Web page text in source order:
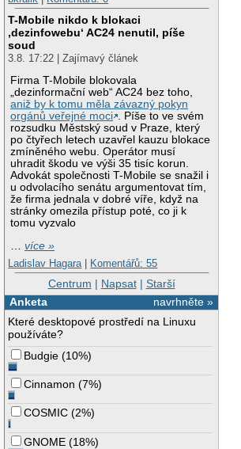
T-Mobile nikdo k blokaci
‚dezinfowebu‘ AC24 nenutil, píše
soud
3.8. 17:22 | Zajímavý článek
Firma T-Mobile blokovala
„dezinformační web“ AC24 bez toho,
aniž by k tomu měla závazný pokyn
orgánů veřejné moci . Píše to ve svém
rozsudku Městský soud v Praze, který
po čtyřech letech uzavřel kauzu blokace
zmíněného webu. Operátor musí
uhradit škodu ve výši 35 tisíc korun.
Advokát společnosti T-Mobile se snažil i
u odvolacího senátu argumentovat tím,
že firma jednala v dobré víře, když na
stránky omezila přístup poté, co ji k
tomu vyzvalo
…více »
Ladislav Hagara | Komentářů: 55
Centrum | Napsat| Starší
navrhněte »
Anketa
Které desktopové prostředí na Linuxu
používáte?
Budgie (10%)
Cinnamon (7%)
COSMIC (2%)
GNOME (18%)